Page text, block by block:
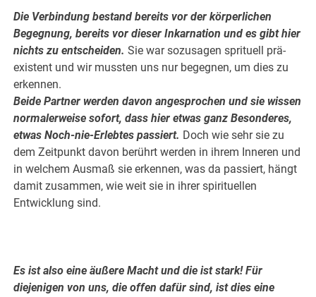
Die Verbindung bestand bereits vor der körperlichen
Begegnung, bereits vor dieser Inkarnation und es gibt hier
nichts zu entscheiden. Sie war sozusagen sprituell prä-
existent und wir mussten uns nur begegnen, um dies zu
erkennen.
Beide Partner werden davon angesprochen und sie wissen
normalerweise sofort, dass hier etwas ganz Besonderes,
etwas Noch-nie-Erlebtes passiert. Doch wie sehr sie zu
dem Zeitpunkt davon berührt werden in ihrem Inneren und
in welchem Ausmaß sie erkennen, was da passiert, hängt
damit zusammen, wie weit sie in ihrer spirituellen
Entwicklung sind.
Es ist also eine äußere Macht und die ist stark! Für
diejenigen von uns, die offen dafür sind, ist dies eine